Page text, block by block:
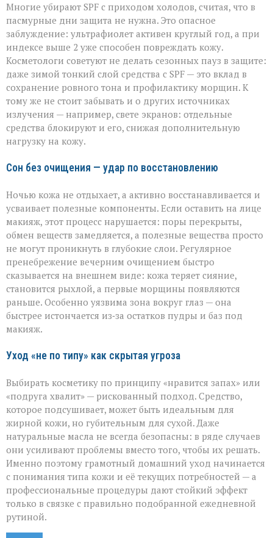
Многие убирают SPF с приходом холодов, считая, что в
пасмурные дни защита не нужна. Это опасное
заблуждение: ультрафиолет активен круглый год, а при
индексе выше 2 уже способен повреждать кожу.
Косметологи советуют не делать сезонных пауз в защите:
даже зимой тонкий слой средства с SPF — это вклад в
сохранение ровного тона и профилактику морщин. К
тому же не стоит забывать и о других источниках
излучения — например, свете экранов: отдельные
средства блокируют и его, снижая дополнительную
нагрузку на кожу.
Сон без очищения — удар по восстановлению
Ночью кожа не отдыхает, а активно восстанавливается и
усваивает полезные компоненты. Если оставить на лице
макияж, этот процесс нарушается: поры перекрыты,
обмен веществ замедляется, а полезные вещества просто
не могут проникнуть в глубокие слои. Регулярное
пренебрежение вечерним очищением быстро
сказывается на внешнем виде: кожа теряет сияние,
становится рыхлой, а первые морщины появляются
раньше. Особенно уязвима зона вокруг глаз — она
быстрее истончается из‑за остатков пудры и баз под
макияж.
Уход «не по типу» как скрытая угроза
Выбирать косметику по принципу «нравится запах» или
«подруга хвалит» — рискованный подход. Средство,
которое подсушивает, может быть идеальным для
жирной кожи, но губительным для сухой. Даже
натуральные масла не всегда безопасны: в ряде случаев
они усиливают проблемы вместо того, чтобы их решать.
Именно поэтому грамотный домашний уход начинается
с понимания типа кожи и её текущих потребностей — а
профессиональные процедуры дают стойкий эффект
только в связке с правильно подобранной ежедневной
рутиной.